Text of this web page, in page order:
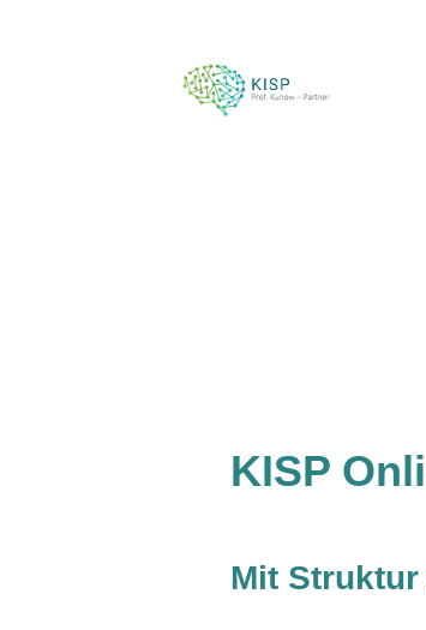
KISP
Mit